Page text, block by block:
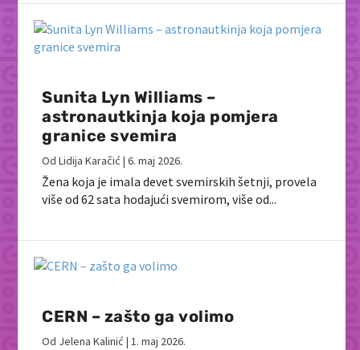
Sunita Lyn Williams –
astronautkinja koja pomjera
granice svemira
OdLidija Karačić |6. maj 2026.
Žena koja je imala devet svemirskih šetnji, provela
više od 62 sata hodajući svemirom, više od...
CERN – zašto ga volimo
Od Jelena Kalinić |1. maj 2026.